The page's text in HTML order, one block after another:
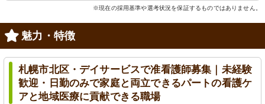
※現在の採用基準や選考状況を保証するものではありません。
魅力・特徴
札幌市北区・デイサービスで准看護師募集｜未経験
歓迎・日勤のみで家庭と両立できるパートの看護ケ
アと地域医療に貢献できる職場